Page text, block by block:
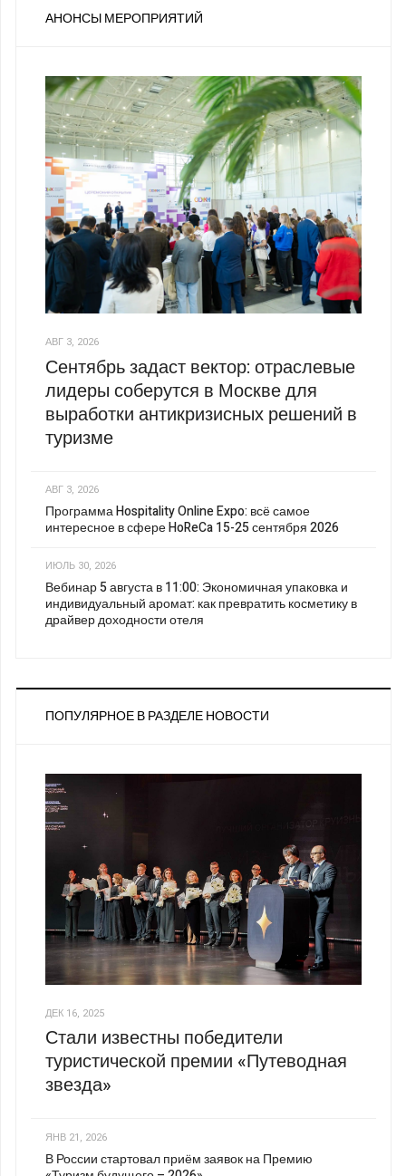
АНОНСЫ МЕРОПРИЯТИЙ
АВГ 3, 2026
Сентябрь задаст вектор: отраслевые
лидеры соберутся в Москве для
выработки антикризисных решений в
туризме
АВГ 3, 2026
Программа Hospitality Online Expo: всё самое
интересное в сфере HoReCa 15-25 сентября 2026
ИЮЛЬ 30, 2026
Вебинар 5 августа в 11:00: Экономичная упаковка и
индивидуальный аромат: как превратить косметику в
драйвер доходности отеля
ПОПУЛЯРНОЕ В РАЗДЕЛЕ НОВОСТИ
ДЕК 16, 2025
Стали известны победители
туристической премии «Путеводная
звезда»
ЯНВ 21, 2026
В России стартовал приём заявок на Премию